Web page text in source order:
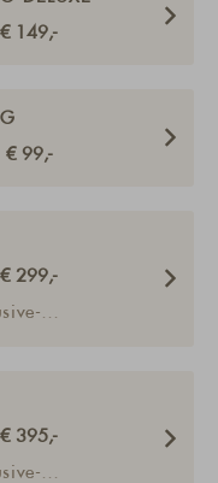
€ 149,-
€ 99,-
€ 299,-
€ 395,-